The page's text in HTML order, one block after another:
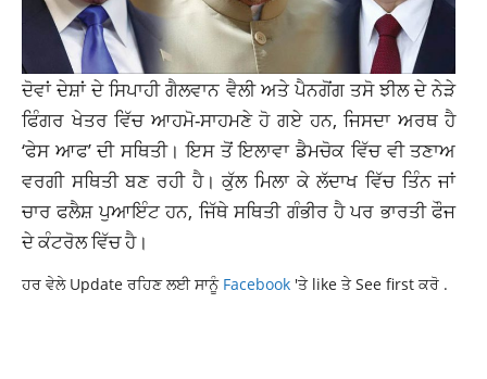
ਦੋਵਾਂ ਦੇਸ਼ਾਂ ਦੇ ਸਿਪਾਹੀ ਗੈਲਵਾਨ ਵੈਲੀ ਅਤੇ ਪੈਨਗੋਂਗ ਤਸੋ ਝੀਲ ਦੇ ਨੇੜੇ
ਫਿੰਗਰ ਖੇਤਰ ਵਿੱਚ ਆਹਮੋ-ਸਾਹਮਣੇ ਹੋ ਗਏ ਹਨ, ਜਿਸਦਾ ਅਰਥ ਹੈ
‘ਫੇਸ ਆਫ’ ਦੀ ਸਥਿਤੀ। ਇਸ ਤੋਂ ਇਲਾਵਾ ਡੈਮਚੋਕ ਵਿੱਚ ਵੀ ਤਣਾਅ
ਵਰਗੀ ਸਥਿਤੀ ਬਣ ਰਹੀ ਹੈ। ਕੁੱਲ ਮਿਲਾ ਕੇਲੱਦਾਖ ਵਿੱਚ ਤਿੰਨ ਜਾਂ
ਚਾਰ ਫਲੈਸ਼ ਪੁਆਇੰਟ ਹਨ, ਜਿੱਥੇ ਸਥਿਤੀ ਗੰਭੀਰ ਹੈ ਪਰ ਭਾਰਤੀ ਫੌਜ
ਦੇ ਕੰਟਰੋਲ ਵਿੱਚ ਹੈ।
ਹਰ ਵੇਲੇ Update ਰਹਿਣ ਲਈ ਸਾਨੂੰ Facebook 'ਤੇ like ਤੇ See first ਕਰੋ .